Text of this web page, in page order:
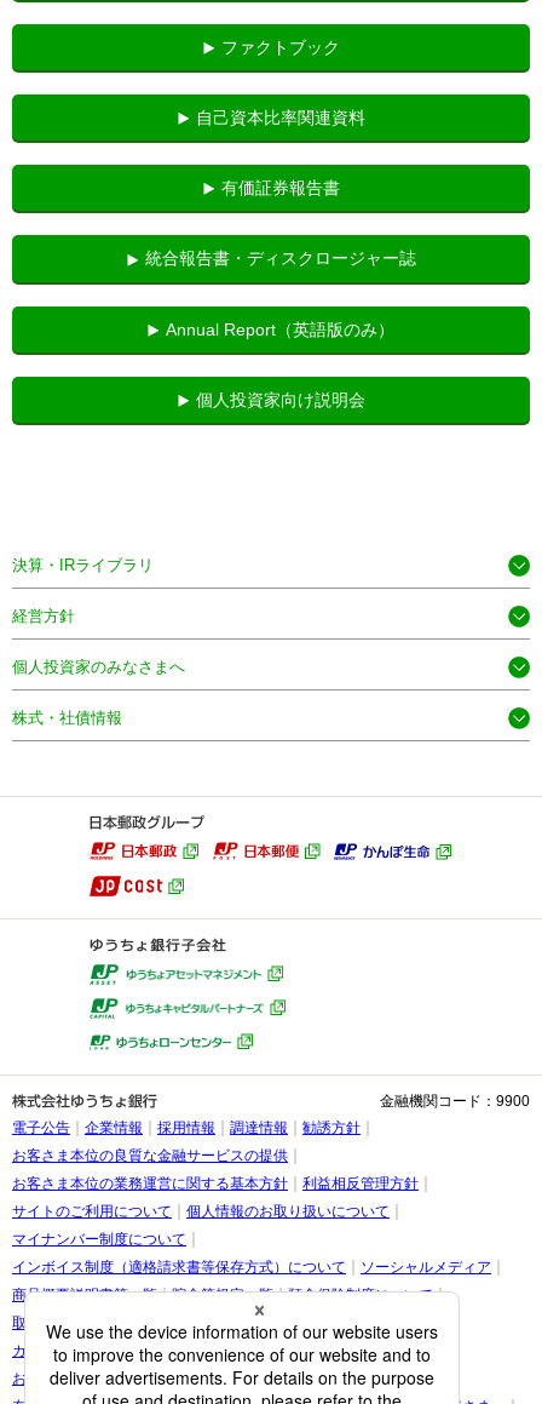
ファクトブック
自己資本比率関連資料
有価証券報告書
統合報告書・ディスクロージャー誌
Annual Report（英語版のみ）
個人投資家向け説明会
決算・IRライブラリ
経営方針
個人投資家のみなさまへ
株式・社債情報
金融機関コード：9900
電子公告
企業情報 採用情報 調達情報
勧誘方針
お客さま本位の良質な金融サービスの提供
お客さま本位の業務運営に関する基本方針
利益相反管理方針
サイトのご利用について
個人情報のお取り扱いについて
マイナンバー制度について
インボイス制度（適格請求書等保存方式）について
ソーシャルメディア
商品概要説明書等一覧
貯金等規定一覧
預金保険制度について
取引時確認等に関するお願い
お客さま情報の提出等のお願い
カスタマーハラスメントに関する考え方
お客さまに関する情報の取り扱いについて